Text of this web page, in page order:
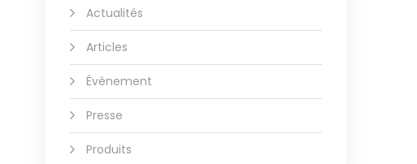
Actualités
Articles
Évènement
Presse
Produits